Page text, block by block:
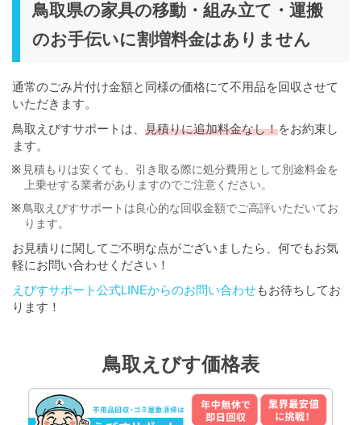
鳥取県の家具の移動・組み立て・運搬
のお手伝いに割増料金はありません
通常のごみ片付け金額と同様の価格にて不用品を回収させて
いただきます。
鳥取えびすサポートは、 見積りに追加料金なし！をお約束し
ます。
見積もりは安くても、引き取る際に処分費用として別途料金を
上乗せする業者がありますのでご注意ください。
鳥取えびすサポートは良心的な回収金額でご高評いただいてお
ります。
お見積りに関してご不明な点がございましたら、何でもお気
軽にお問い合わせください！
えびすサポート公式LINEからのお問い合わせもお待ちしてお
ります！
鳥取えびす価格表